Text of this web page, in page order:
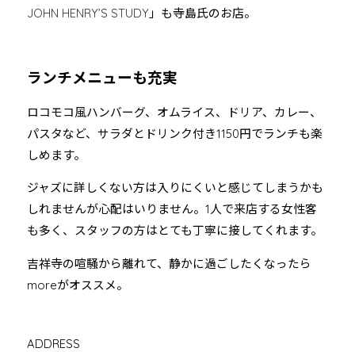
JOHN HENRY’S STUDY 」も寺島氏のお店。
ランチメニューも充実
ロコモコ風ハンバーグ、オムライス、ドリア、カレー、
パスタなど、サラダとドリンク付き1150円でランチも楽
しめます。
ジャズに詳しくない方は入りにくいと感じてしまうかも
しれませんが心配はいりません。1人で来店する女性客
も多く、スタッフの方はとても丁寧に接してくれます。
吉祥寺の喧騒から離れて、静かに過ごしたくなったら
moreがオススメ。
ADDRESS